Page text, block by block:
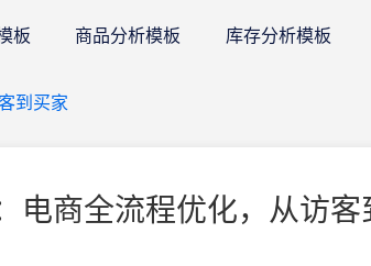
板 商品分析模板 库存分析模板
到买家
电商全流程优化，从访客